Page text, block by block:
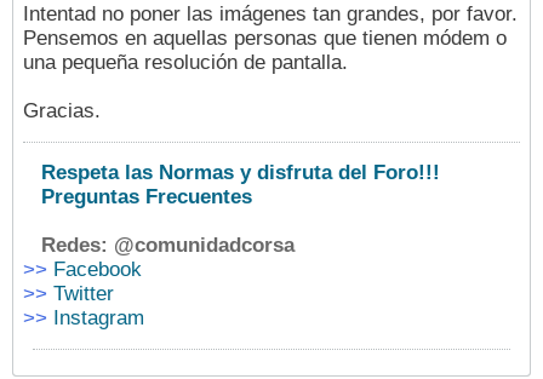
Intentad no poner las imágenes tan grandes, por favor.
Pensemos en aquellas personas que tienen módem o
una pequeña resolución de pantalla.
Gracias.
Respeta las Normas y disfruta del Foro!!!
Preguntas Frecuentes
Redes: @comunidadcorsa
>> Facebook
>> Twitter
>> Instagram